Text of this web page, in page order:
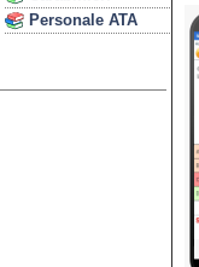
Personale ATA